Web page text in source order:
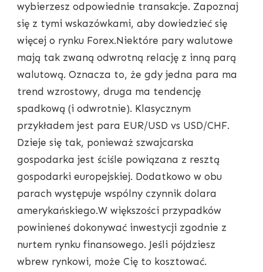
wybierzesz odpowiednie transakcje. Zapoznaj
się z tymi wskazówkami, aby dowiedzieć się
więcej o rynku Forex.Niektóre pary walutowe
mają tak zwaną odwrotną relację z inną parą
walutową. Oznacza to, że gdy jedna para ma
trend wzrostowy, druga ma tendencję
spadkową (i odwrotnie). Klasycznym
przykładem jest para EUR/USD vs USD/CHF.
Dzieje się tak, ponieważ szwajcarska
gospodarka jest ściśle powiązana z resztą
gospodarki europejskiej. Dodatkowo w obu
parach występuje wspólny czynnik dolara
amerykańskiego.W większości przypadków
powinieneś dokonywać inwestycji zgodnie z
nurtem rynku finansowego. Jeśli pójdziesz
wbrew rynkowi, może Cię to kosztować.